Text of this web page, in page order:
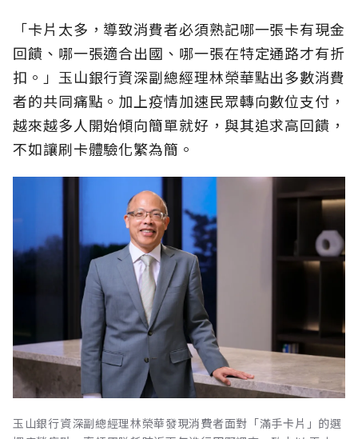
「卡片太多，導致消費者必須熟記哪一張卡有現金
回饋、哪一張適合出國、哪一張在特定通路才有折
扣。」玉山銀行資深副總經理林榮華點出多數消費
者的共同痛點。加上疫情加速民眾轉向數位支付，
越來越多人開始傾向簡單就好，與其追求高回饋，
不如讓刷卡體驗化繁為簡。
玉山銀行資深副總經理林榮華發現消費者面對「滿手卡片」的選